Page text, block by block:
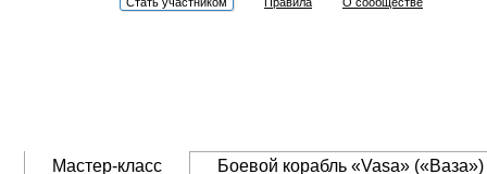
Мастер-класс Боевой корабль «Vasa» («Ваза»)